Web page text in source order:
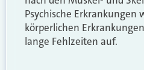
Psychische Erkrankungen
körperlichen
lange Fehlzeiten auf.